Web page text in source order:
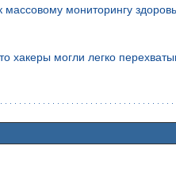
мониторингу
хакеры могли легко